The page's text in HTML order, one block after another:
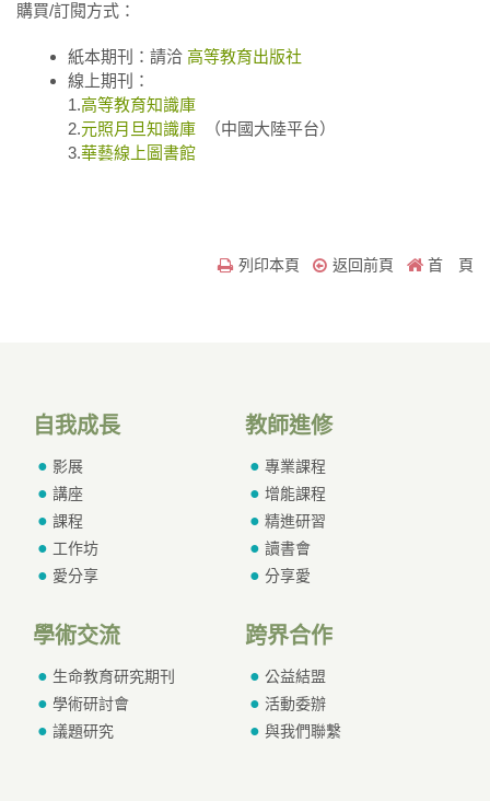
購買/訂閱方式：
紙本期刊：請洽 高等教育出版社
線上期刊：
1.高等教育知識庫
2.元照月旦知識庫 （中國大陸平台）
3.華藝線上圖書館
列印本頁 返回前頁 首 頁
自我成長
影展
講座
課程
工作坊
愛分享
教師進修
專業課程
增能課程
精進研習
讀書會
分享愛
學術交流
生命教育研究期刊
學術研討會
議題研究
跨界合作
公益結盟
活動委辦
與我們聯繫